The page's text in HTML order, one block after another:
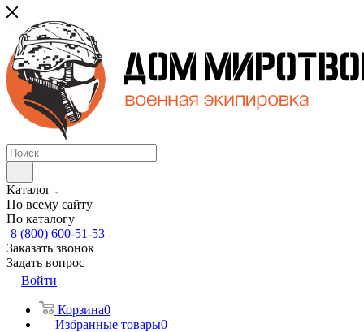
Каталог
По всему сайту
По каталогу
8 (800) 600-51-53
Заказать звонок
Задать вопрос
Войти
Корзина0
Избранные товары0